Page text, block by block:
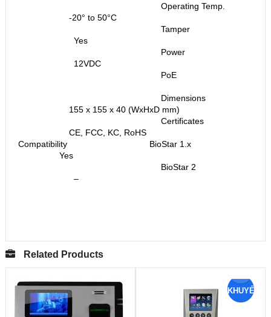
Operating Temp.
-20° to 50°C
Tamper
Yes
Power
12VDC
PoE
Dimensions
155 x 155 x 40 (WxHxD mm)
Certificates
CE, FCC, KC, RoHS
Compatibility BioStar 1.x
Yes
BioStar 2
–
Related Products
KHUYẾN